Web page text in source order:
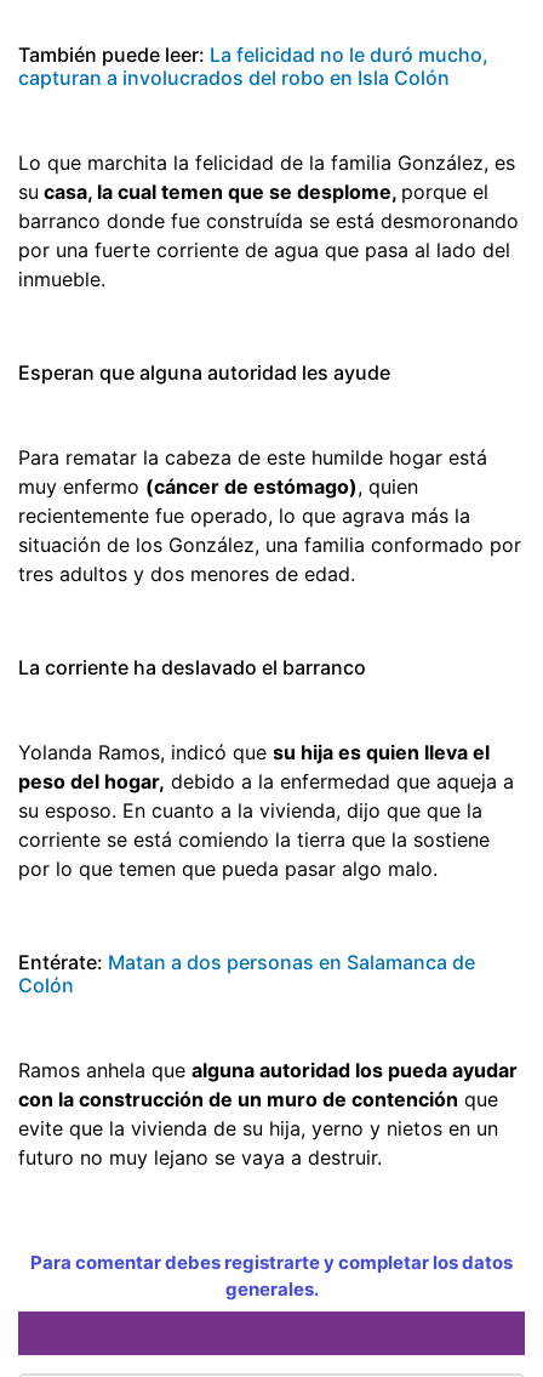
También puede leer: La felicidad no le duró mucho,
capturan a involucrados del robo en Isla Colón
Lo que marchita la felicidad de la familia González, es
su casa, la cual temen que se desplome, porque el
barranco donde fue construída se está desmoronando
por una fuerte corriente de agua que pasa al lado del
inmueble.
Esperan que alguna autoridad les ayude
Para rematar la cabeza de este humilde hogar está
muy enfermo (cáncer de estómago), quien
recientemente fue operado, lo que agrava más la
situación de los González, una familia conformado por
tres adultos y dos menores de edad.
La corriente ha deslavado el barranco
Yolanda Ramos, indicó que su hija es quien lleva el
peso del hogar, debido a la enfermedad que aqueja a
su esposo. En cuanto a la vivienda, dijo que que la
corriente se está comiendo la tierra que la sostiene
por lo que temen que pueda pasar algo malo.
Entérate: Matan a dos personas en Salamanca de
Colón
Ramos anhela que alguna autoridad los pueda ayudar
con la construcción de un muro de contención que
evite que la vivienda de su hija, yerno y nietos en un
futuro no muy lejano se vaya a destruir.
Para comentar debes registrarte y completar los datos
generales.